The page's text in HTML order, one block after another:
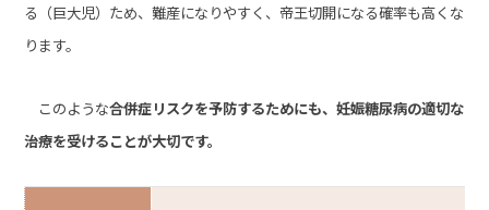
る（巨大児）ため、難産になりやすく、帝王切開になる確率も高くな
ります。
このような合併症リスクを予防するためにも、妊娠糖尿病の適切な
治療を受けることが大切です。